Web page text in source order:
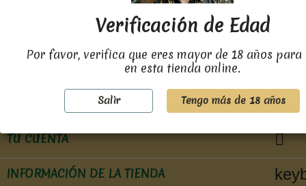
NUESTRA EMPRESA 
TU CUENTA 
INFORMACIÓN DE LA TIENDA
Verificación de Edad
Por favor, verifica que eres mayor de 18 años
en esta tienda online.
Salir Tengo más de 18 años